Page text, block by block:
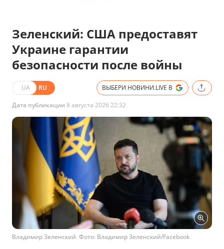
Зеленский: США предоставят
Украине гарантии
безопасности после войны
UA RU ВЫБЕРИ НОВИНИ.LIVE В
Дата публикации 8 августа 2026 22:32
Владимир Зеленский. Фото: Владимир Зеленский/Facebook